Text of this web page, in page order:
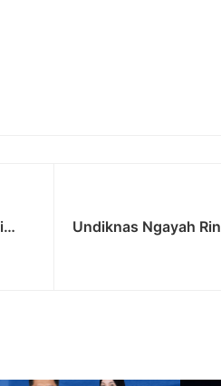
Undiknas Ngayah